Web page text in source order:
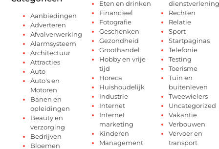
Aanbiedingen
Adverteren
Afvalverwerking
Alarmsysteem
Architectuur
Attracties
Auto
Auto's en
Motoren
Banen en
opleidingen
Beauty en
verzorging
Bedrijven
Bloemen
Eten en drinken
Financieel
Fotografie
Geschenken
Gezondheid
Groothandel
Hobby en vrije
tijd
Horeca
Huishoudelijk
Industrie
Internet
Internet
marketing
Kinderen
Management
dienstverlening
Rechten
Relatie
Sport
Startpaginas
Telefonie
Testing
Toerisme
Tuin en
buitenleven
Tweewielers
Uncategorized
Vakantie
Verbouwen
Vervoer en
transport